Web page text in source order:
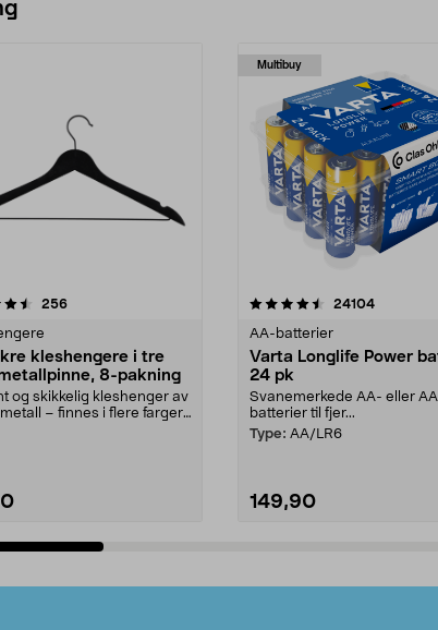
256anmeldelser
kleshengere i tre
8-pakning
og skikkelig kleshenger av
– finnes i flere farger.
Multibuy
4.5av 5 stjerner 24104
AA-batterier
Varta Longlife Power
24 pk
Svanemerkede AA- eller
batterier til fjer...
Type: AA/LR6
149,90
4.5av 5 stjerner